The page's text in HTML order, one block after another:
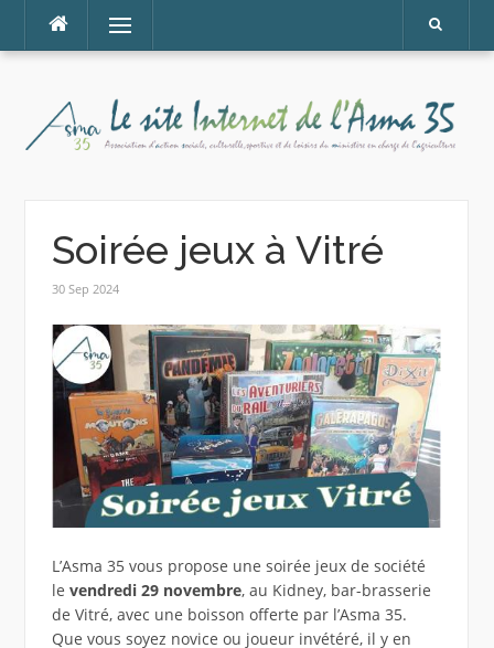
contenu
Menu
Soirée jeux à Vitré
30 Sep 2024
L’Asma 35 vous propose une soirée jeux de société
le vendredi 29 novembre, au Kidney, bar-brasserie
de Vitré, avec une boisson offerte par l’Asma 35.
Que vous soyez novice ou joueur invétéré, il y en